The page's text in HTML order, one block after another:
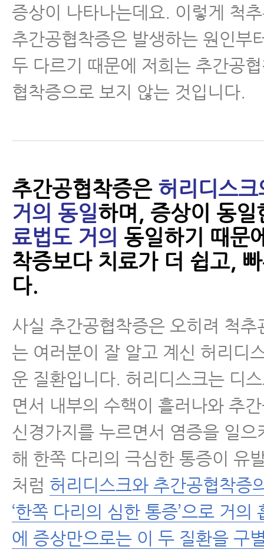
증상이 나타나는데요. 이렇게 척
추간공협착증은 발생하는 원인부
두 다르기 때문에 저희는 추간공
협착증으로 보지 않는 것입니다.
추간공협착증은 허리디스
거의 동일하며, 증상이 동
료법도 거의 동일하기 때문
착증보다 치료가 더 쉽고,
다.
사실 추간공협착증은 오히려 척추
는 여러분이 잘 알고 계신 허리디
운 질환입니다. 허리디스크는 디
면서 내부의 수핵이 흘러나와 추
신경가지를 누르면서 염증을 일으
해 한쪽 다리의 극심한 통증이 유
처럼 허리디스크와 추간공협착증
‘한쪽 다리의 심한 통증’으로 거의
에 증상만으로는 이 두 질환을 구